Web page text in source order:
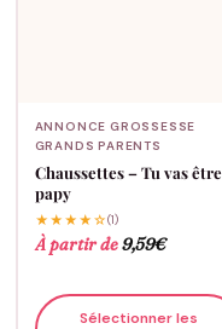
ANNONCE GROSSESSE
GRANDS PARENTS
Chaussettes – Tu vas être
papy
★★★★☆(1)
À partir de9,59€
Sélectionner les